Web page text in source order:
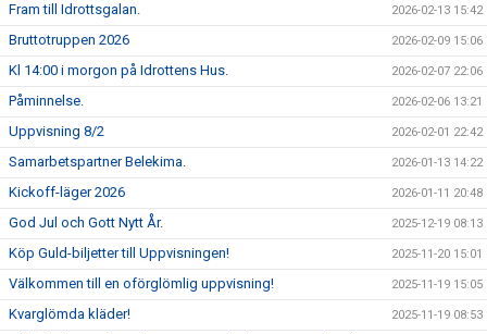
Fram till Idrottsgalan. 2026-02-13 15:42
Bruttotruppen 2026 2026-02-09 15:06
Kl 14:00 i morgon på Idrottens Hus. 2026-02-07 22:06
Påminnelse. 2026-02-06 13:21
Uppvisning 8/2 2026-02-01 22:42
Samarbetspartner Belekima. 2026-01-13 14:22
Kickoff-läger 2026 2026-01-11 20:48
God Jul och Gott Nytt År. 2025-12-19 08:13
Köp Guld-biljetter till Uppvisningen! 2025-11-20 15:01
Välkommen till en oförglömlig uppvisning! 2025-11-19 15:05
Kvarglömda kläder! 2025-11-19 08:53